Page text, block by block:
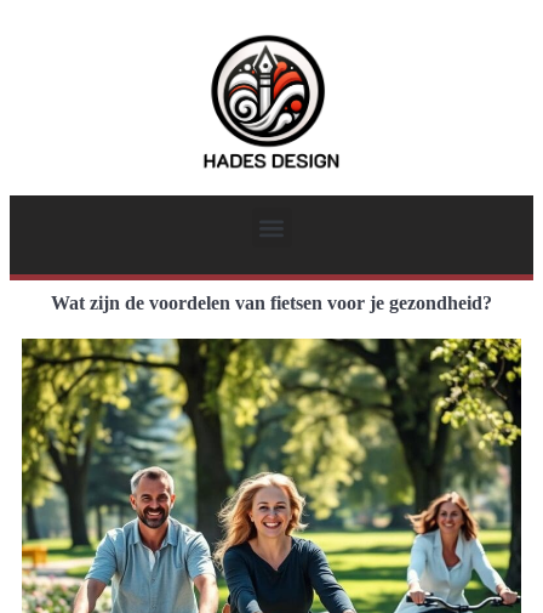
Wat zijn de voordelen van fietsen voor je gezondheid?